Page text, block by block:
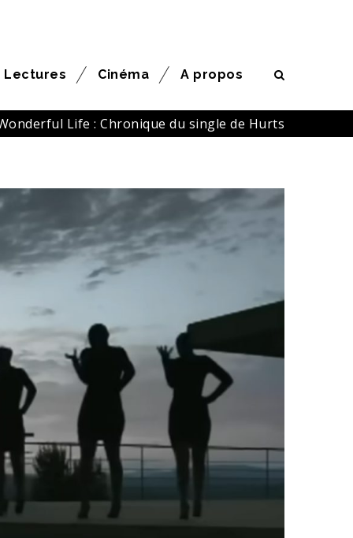
Lectures Cinéma A propos
Life : Chronique du single de Hurts